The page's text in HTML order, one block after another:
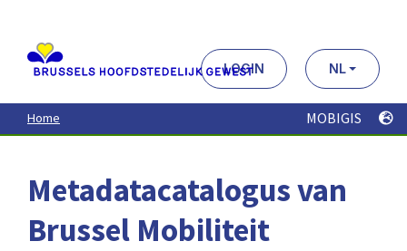
contenu
principal
LOGIN NL
Home MOBIGIS
Metadatacatalogus van
Brussel Mobiliteit